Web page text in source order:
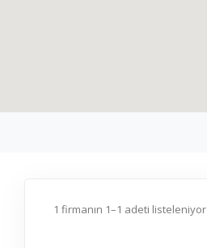
1 firmanın 1–1 adeti listeleniyor